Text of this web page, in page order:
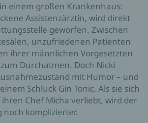
einem großen Krankenhaus:
Assistenzärztin, wird direkt
geworfen. Zwischen
unzufriedenen Patienten
ihrer männlichen Vorgesetzten
Durchatmen. Doch Nicki
mit Humor – und
Schluck Gin Tonic. Als sie sich
Chef Micha verliebt, wird der
komplizierter.